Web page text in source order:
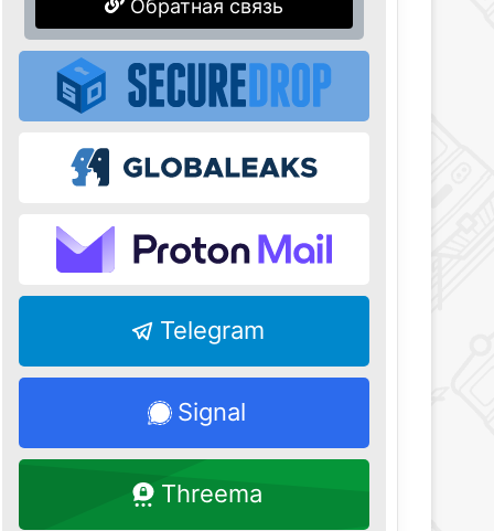
Обратная связь
Telegram
Signal
Threema